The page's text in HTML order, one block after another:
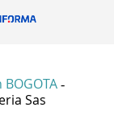
-
Sas